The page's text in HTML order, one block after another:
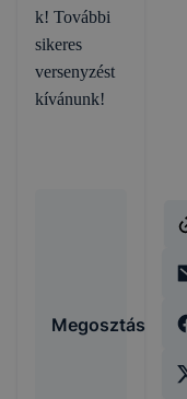
k! További
sikeres
versenyzést
kívánunk!
Megosztás